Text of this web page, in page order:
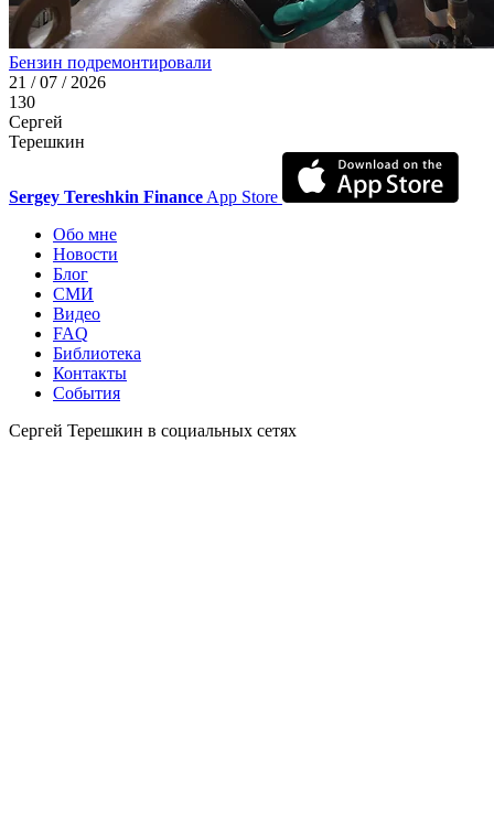
Бензин подремонтировали
21 / 07 / 2026
130
Сергей
Терешкин
Sergey Tereshkin Finance App Store
Обо мне
Новости
Блог
СМИ
Видео
FAQ
Библиотека
Контакты
События
Сергей Терешкин в социальных сетях